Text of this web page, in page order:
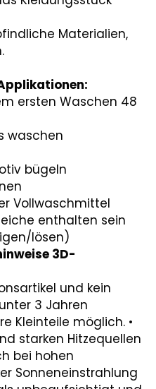
Materialien,
ersten Waschen 48
waschen
bügeln
Vollwaschmittel
enthalten sein
lösen)
3D-
und kein
3 Jahren
Kleinteile möglich. •
starken Hitzequellen
bei hohen
Sonneneinstrahlung